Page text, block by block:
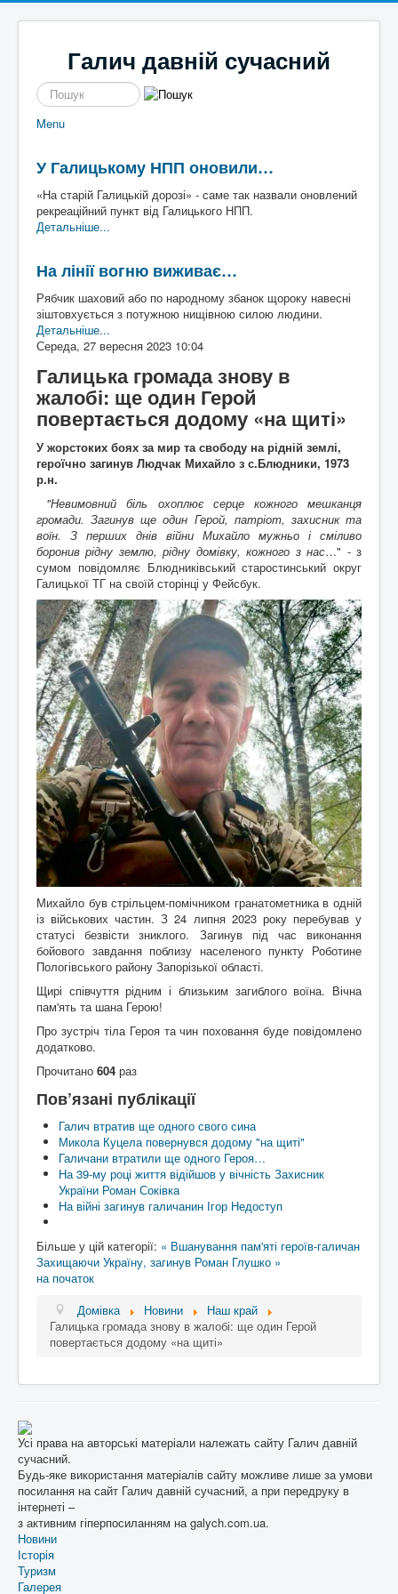
Галич давній сучасний
пошук
Menu
ЕкономікаІ сміх і сЛьози
Кримінал
Так сі не робе
Наше містоЧим жиє
СпортТо сила
Культура
ВолонтерствоЧас для інших
Надзвичайні подіїШо сі стало
Галич
ПостатіХто там
Художники
Діячі
Постаті війни
Архітектура
Відео
ПодіїКоли то було
Історична мандрівкаІсторія сіл
Туриз
Онлайн трансляції
Дивимосі разом
ькі
писак
и
Додати блогЛюбителям писанини
Галицькі рагуліЗнайомство з "князьками"
НаболілеПіднімаємо проблеми
Роздуми за кавоюМрії та спогади
РізнеРізнокаліберно
Порадник Як то ся робит
ький
проек
т"Гал
ич
давні
сучасний"
Галичфест Фестивалимо
КонтактиГукніть
У Галицькому НПП оновили…
«На старій Галицькій дорозі» - саме так назвали оновлений
рекреаційний пункт від Галицького НПП.
Детальніше...
На лінії вогню виживає…
Рябчик шаховий або по народному збанок щороку навесні
зіштовхується з потужною нищівною силою людини.
Детальніше...
Середа, 27 вересня 2023 10:04
Галицька громада знову в
жалобі: ще один Герой
повертається додому «на щиті»
У жорстоких боях за мир та свободу на рідній землі,
героїчно загинув Людчак Михайло з с.Блюдники, 1973
р.н.
"Невимовний біль охоплює серце кожного мешканця
громади. Загинув ще один Герой, патріот, захисник та
воїн. З перших днів війни Михайло мужньо і сміливо
боронив рідну землю, рідну домівку, кожного з нас…" - з
сумом повідомляє Блюдниківський старостинський округ
Галицької ТГ на своїй сторінці у Фейсбук.
Михайло був стрільцем-помічником гранатометника в одній
із військових частин. З 24 липня 2023 року перебував у
статусі безвісти зниклого. Загинув під час виконання
бойового завдання поблизу населеного пункту Роботине
Пологівського району Запорізької області.
Щирі співчуття рідним і близьким загиблого воїна. Вічна
пам'ять та шана Герою!
Про зустріч тіла Героя та чин поховання буде повідомлено
додатково.
Прочитано 604 раз
Пов’язані публікації
Галич втратив ще одного свого сина
Микола Куцела повернувся додому "на щиті"
Галичани втратили ще одного Героя…
На 39-му році життя відійшов у вічність Захисник
України Роман Соківка
На війні загинув галичанин Ігор Недоступ
Більше у цій категорії: « Вшанування пам'яті героїв-галичан
Захищаючи Україну, загинув Роман Глушко »
на початок
Домівка
Новини
Наш край
Галицька громада знову в жалобі: ще один Герой
повертається додому «на щиті»
Усі права на авторські матеріали належать сайту Галич давній
сучасний.
Будь-яке використання матеріалів сайту можливе лише за умови
посилання на сайт Галич давній сучасний, а при передруку в
інтернеті –
з активним гіперпосиланням на galych.com.ua.
Новини
Історія
Туризм
Галерея